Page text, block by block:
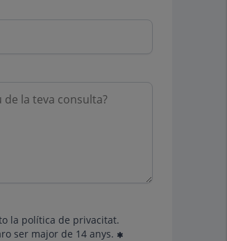
la política de privacitat.
ser major de 14 anys.